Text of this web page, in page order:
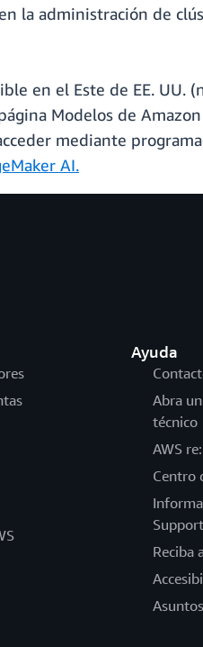
la administración de
en el Este de EE. UU.
Modelos de
mediante
AI.
Ayuda
Abra
técnico
AWS
Centro
Support
Reciba